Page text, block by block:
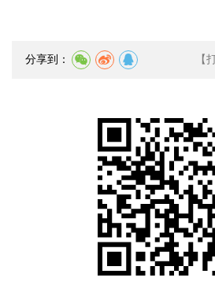
分享到： 【